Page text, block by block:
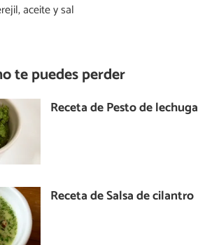
aceite y sal
te puedes perder
Receta de Pesto de lechuga
Receta de Salsa de cilantro